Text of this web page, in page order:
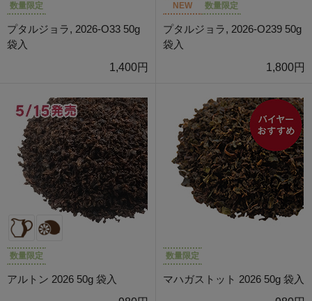
数量限定
プタルジョラ, 2026-O33 50g
袋入
1,400円
NEW 数量限定
プタルジョラ, 2026-O239 50g
袋入
1,800円
数量限定
アルトン 2026 50g 袋入
数量限定
マハガストット 2026 50g 袋入